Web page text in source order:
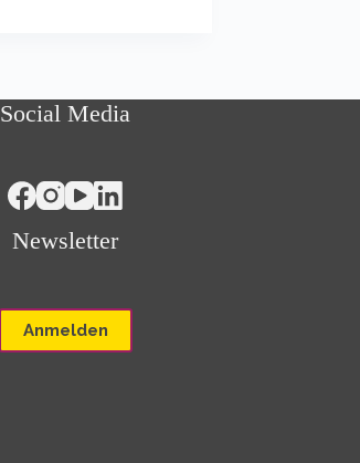
Social Media
Newsletter
Anmelden